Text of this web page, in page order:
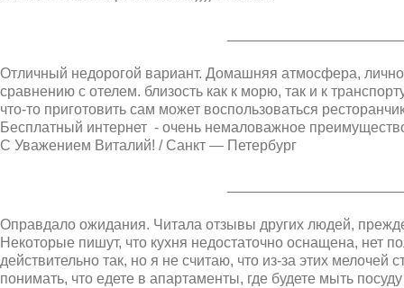
Отличный недорогой вариант. Домашняя атмосфера,
сравнению с отелем. близость как к морю, так и к
что-то приготовить сам может воспользоваться
Бесплатный интернет - очень немаловажное
С Уважением Виталий! / Санкт — Петербург
Оправдало ожидания. Читала отзывы других людей,
Некоторые пишут, что кухня недостаточно оснащена, нет
действительно так, но я не считаю, что из-за этих мелочей
понимать, что едете в апартаменты, где будете мыть